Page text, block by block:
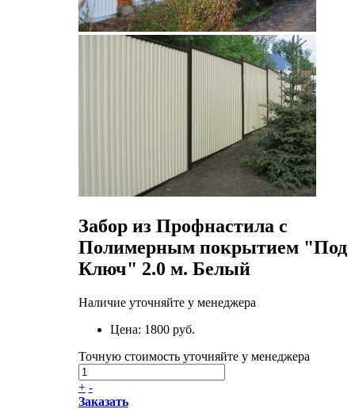
Забор из Профнастила с
Полимерным покрытием "Под
Ключ" 2.0 м. Белый
Наличие уточняйте у менеджера
Цена: 1800 руб.
Точную стоимость уточняйте у менеджера
+ -
Заказать